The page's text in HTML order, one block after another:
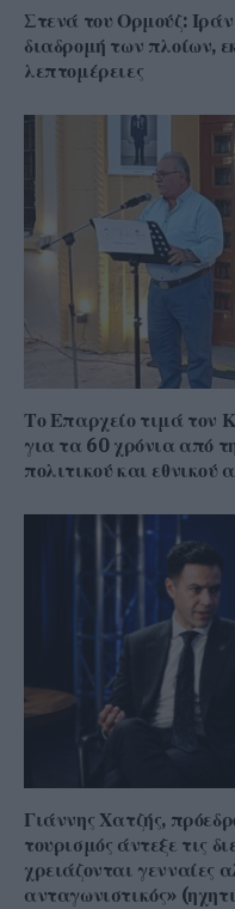
Στενά του Ορμούζ:
διαδρομή των πλοίων,
λεπτομέρειες
Το Επαρχείο τιμά τον
για τα 60 χρόνια από
πολιτικού και
Γιάννης Χατζής,
τουρισμός άντεξε τις
χρειάζονται γενναίες
ανταγωνιστικός»